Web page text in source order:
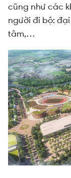
cũng như các
người đi bộ:
tâm,…